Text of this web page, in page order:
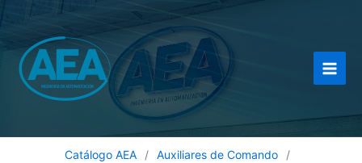
al
contenido
Catálogo AEA / Auxiliares de Comando
/